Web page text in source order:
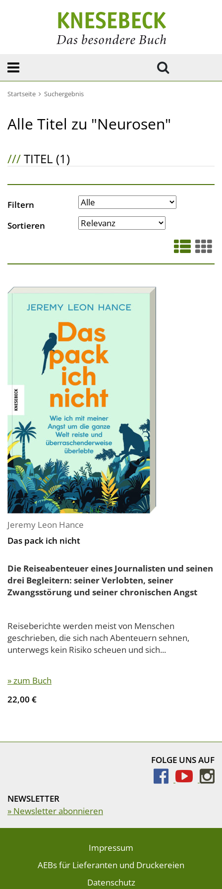
Startseite Suchergebnis
Alle Titel zu "Neurosen"
///TITEL (1)
Filtern
Sortieren
Jeremy Leon Hance
Das pack ich nicht
Die Reiseabenteuer eines Journalisten und seinen
drei Begleitern: seiner Verlobten, seiner
Zwangsstörung und seiner chronischen Angst
Reiseberichte werden meist von Menschen
geschrieben, die sich nach Abenteuern sehnen,
unterwegs kein Risiko scheuen und sich...
» zum Buch
22,00 €
FOLGE UNS AUF
NEWSLETTER
» Newsletter abonnieren
Impressum
AEBs für Lieferanten und Druckereien
Datenschutz